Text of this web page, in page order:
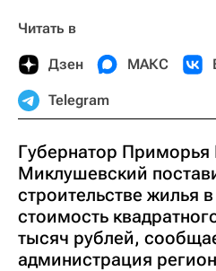
Читать в
Дзен МАКС
Telegram
Губернатор
Миклушевский
строительстве жилья
стоимость
тысяч рублей,
администрация